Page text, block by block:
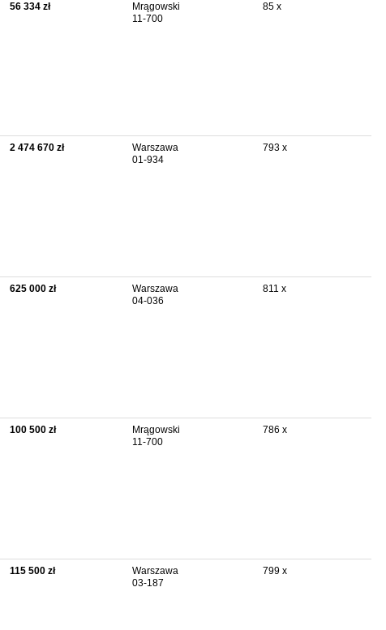
56 334 zł
Mrągowski
11-700
85 x
2 474 670 zł
Warszawa
01-934
793 x
625 000 zł
Warszawa
04-036
811 x
100 500 zł
Mrągowski
11-700
786 x
115 500 zł
Warszawa
03-187
799 x